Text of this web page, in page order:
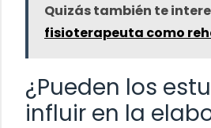
Quizás también te
fisioterapeuta como
¿Pueden los
influir en la